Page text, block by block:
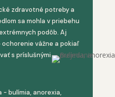
zdravotné potreby a
sa mohla v priebehu
podôb. Aj
vážne a pokiaľ
s príslušnými